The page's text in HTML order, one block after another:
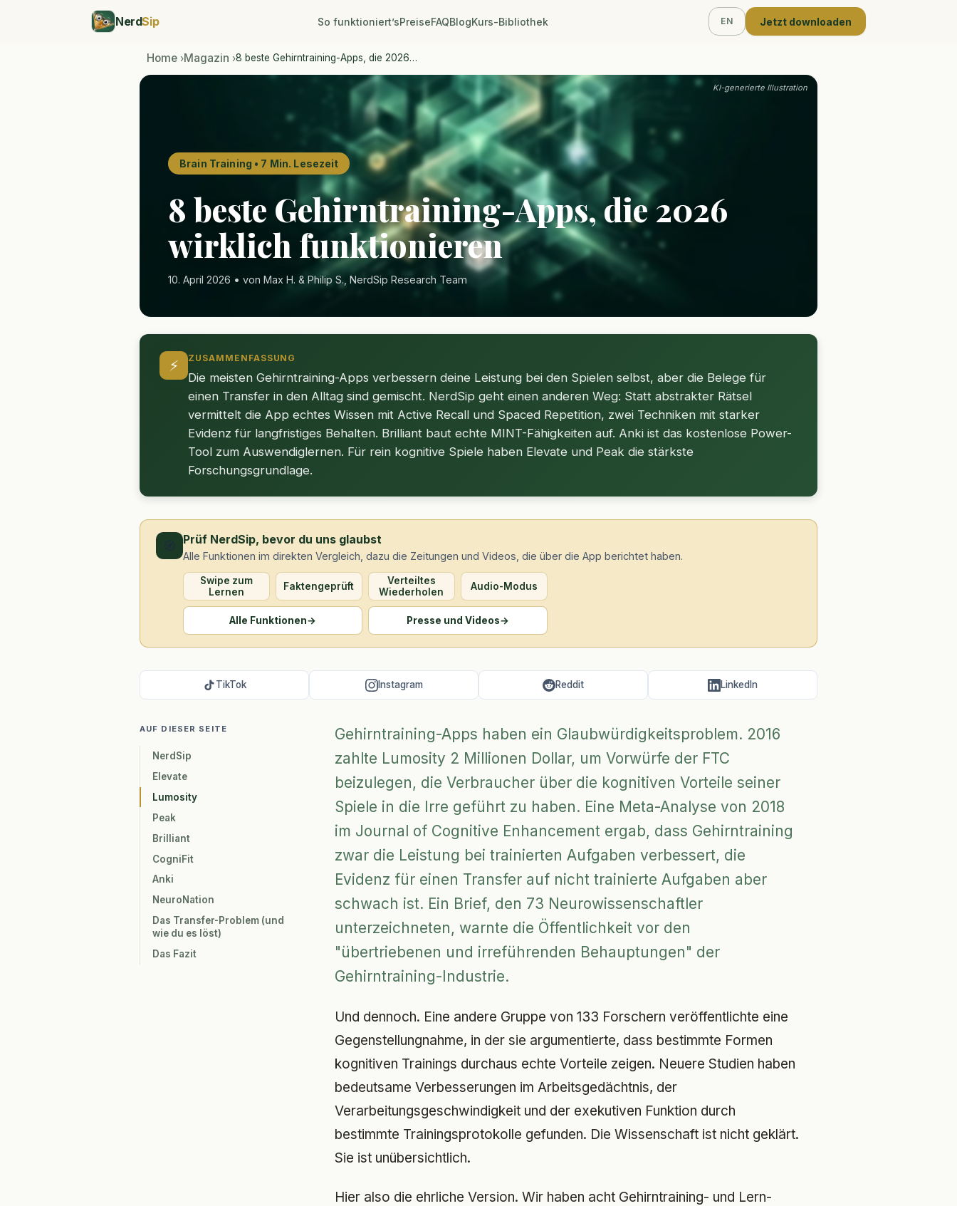
NerdSip So funktioniert’sPreiseFAQBlogKurs-Bibliothek EN Jetzt downloaden
Home ›Magazin ›8 beste Gehirntraining-Apps, die 2026…
KI-generierte Illustration
Brain Training • 7 Min. Lesezeit
8 beste Gehirntraining-Apps, die 2026
wirklich funktionieren
10. April 2026 • von Max H. & Philip S., NerdSip Research Team
⚡ ZUSAMMENFASSUNG
Die meisten Gehirntraining-Apps verbessern deine Leistung bei den Spielen selbst, aber die Belege für
einen Transfer in den Alltag sind gemischt. NerdSip geht einen anderen Weg: Statt abstrakter Rätsel
vermittelt die App echtes Wissen mit Active Recall und Spaced Repetition, zwei Techniken mit starker
Evidenz für langfristiges Behalten. Brilliant baut echte MINT-Fähigkeiten auf. Anki ist das kostenlose Power-
Tool zum Auswendiglernen. Für rein kognitive Spiele haben Elevate und Peak die stärkste
Forschungsgrundlage.
Prüf NerdSip, bevor du uns glaubst
Alle Funktionen im direkten Vergleich, dazu die Zeitungen und Videos, die über die App berichtet haben.
Swipe zum
Lernen
Faktengeprüft
Verteiltes
Wiederholen
Audio-Modus
Alle Funktionen→ Presse und Videos→
TikTok Instagram Reddit LinkedIn
AUF DIESER SEITE
NerdSip
Elevate
Lumosity
Peak
Brilliant
CogniFit
Anki
NeuroNation
Das Transfer-Problem (und
wie du es löst)
Das Fazit
Gehirntraining-Apps haben ein Glaubwürdigkeitsproblem. 2016
zahlte Lumosity 2 Millionen Dollar, um Vorwürfe der FTC
beizulegen, die Verbraucher über die kognitiven Vorteile seiner
Spiele in die Irre geführt zu haben. Eine Meta-Analyse von 2018
im Journal of Cognitive Enhancement ergab, dass Gehirntraining
zwar die Leistung bei trainierten Aufgaben verbessert, die
Evidenz für einen Transfer auf nicht trainierte Aufgaben aber
schwach ist. Ein Brief, den 73 Neurowissenschaftler
unterzeichneten, warnte die Öffentlichkeit vor den
"übertriebenen und irreführenden Behauptungen" der
Gehirntraining-Industrie.
Und dennoch. Eine andere Gruppe von 133 Forschern veröffentlichte eine
Gegenstellungnahme, in der sie argumentierte, dass bestimmte Formen
kognitiven Trainings durchaus echte Vorteile zeigen. Neuere Studien haben
bedeutsame Verbesserungen im Arbeitsgedächtnis, der
Verarbeitungsgeschwindigkeit und der exekutiven Funktion durch
bestimmte Trainingsprotokolle gefunden. Die Wissenschaft ist nicht geklärt.
Sie ist unübersichtlich.
Hier also die ehrliche Version. Wir haben acht Gehirntraining- und Lern-